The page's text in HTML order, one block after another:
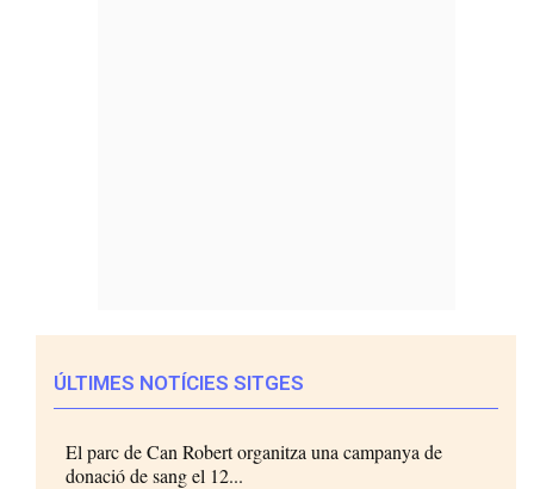
ÚLTIMES NOTÍCIES SITGES
El parc de Can Robert organitza una campanya de
donació de sang el 12...